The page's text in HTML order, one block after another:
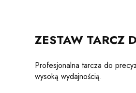
ZESTAW TARCZ
Profesjonalna tarcza do
wysoką wydajnością.